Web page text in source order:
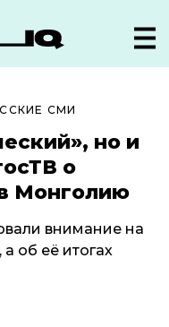
СМИ
но и
о
Монголию
внимание на
об её итогах